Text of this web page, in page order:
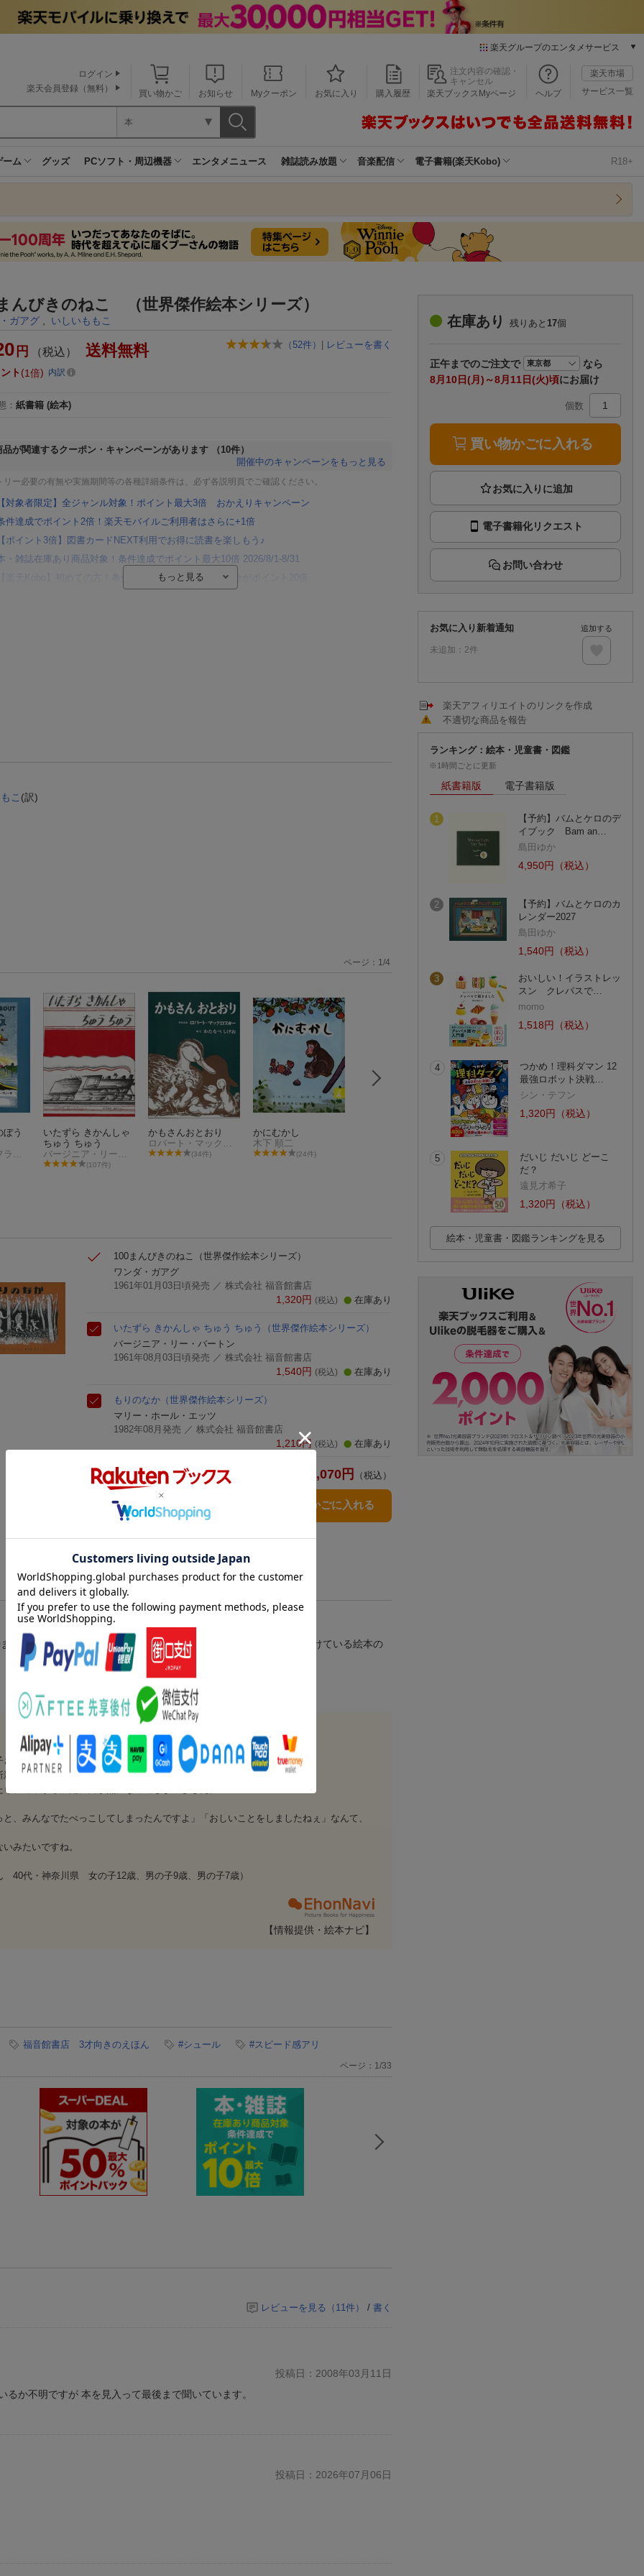
楽天グループのエンタメサービス
本/ゲーム/CD/DVD
楽天ブックス
楽天Kobo
楽天チケット
エンタメニュース
推し楽
買い物かご お知らせ Myクーポン お気に入り 購入履歴
注文内容の確認・
キャンセル
楽天ブックスMyページ
ヘルプ
楽天市場
サービス一覧
ログイン
楽天会員登録（無料）
本
ーム グッズ PCソフト・周辺機器 エンタメニュース 雑誌読み放題 音楽配信 電子書籍(楽天Kobo) R18+
んびきのねこ （世界傑作絵本シリーズ）
ガアグ いしいももこ
（52件） | レビューを書く
円 （税込） 送料無料
ト 1倍 内訳
： 紙書籍 (絵本)
品が関連するクーポン・キャンペーンがあります
（10件）
開催中のキャンペーンをもっと見る
ー必要の有無や実施期間等の各種詳細条件は、必ず各説明頁でご確認ください。
対象者限定】全ジャンル対象！ポイント最大3倍 おかえりキャンペーン
件達成でポイント2倍！楽天モバイルご利用者はさらに+1倍
ポイント3倍】図書カードNEXT利用でお得に読書を楽しもう♪
・雑誌在庫あり商品対象！条件達成でポイント最大10倍 2026/8/1-8/31
楽天Kobo】初めての方！条件達成で楽天ブックス購入分がポイント20倍
こ (訳)
ぼう
いたずら きかんしゃ
ちゅう ちゅう
(107件)
かもさんおとおり
(34件)
かにむかし
木下 順二
(24件)
おさるとぼうしうり
(29件)
ページ： 1 /4
100まんびきのねこ
（世界傑作絵本シリーズ）
ワンダ・ガアグ
1961年01月03日頃発売 ／ 株式会社 福音館書店
1,320円 (税込) 在庫あり
いたずら きかんしゃ ちゅう ちゅう
（世界傑作絵本シリーズ）
バージニア・リー・バートン
1961年08月03日頃発売 ／ 株式会社 福音館書店
1,540円 (税込) 在庫あり
もりのなか（世界傑作絵本シリーズ）
マリー・ホール・エッツ
1982年08月発売 ／ 株式会社 福音館書店
1,210円 (税込) 在庫あり
4,070 円 （税込）
3点とも買い物かごに入れる
んびきのねこがいる丘を見つけました。世界中の子どもに愛され続けている絵本の
んの訳なので、読んでみました。
新で素敵でした。
、途中から展開に目が点になってしまいました。
、みんなでたべっこしてしまったんですよ」「おしいことをしましたねぇ」なんて、
みたいですね。
40代・神奈川県 女の子12歳、男の子9歳、男の子7歳）
【情報提供・絵本ナビ】
福音館書店 3才向きのえほん #シュール #スピード感アリ
ページ：1/33
レビューを見る（ 11件） / 書く
投稿日：2008年03月11日
か不明ですが 本を見入って最後まで聞いています。
投稿日：2026年07月06日
在庫あり 残りあと 17個
正午までのご注文で
なら
8月10日(月)～8月11日(火)頃にお届け
個数
買い物かごに入れる
電子書籍化リクエスト
お問い合わせ
お気に入り新着通知
未追加： 2件
追加する
楽天アフィリエイトのリンクを作成
不適切な商品を報告
ランキング：絵本・児童書・図鑑
※1時間ごとに更新
紙書籍版 電子書籍版
1
【予約】バムとケロのデ
イブック Bam an…
島田ゆか
4,950円（税込）
2
【予約】バムとケロのカ
レンダー2027
島田ゆか
1,540円（税込）
3
おいしい！イラストレッ
スン クレパスで…
momo
1,518円（税込）
4
つかめ！理科ダマン 12
最強ロボット決戦…
シン・テフン
1,320円（税込）
5
だいじ だいじ どーこ
だ？
遠見才希子
1,320円（税込）
絵本・児童書・図鑑ランキングを見る